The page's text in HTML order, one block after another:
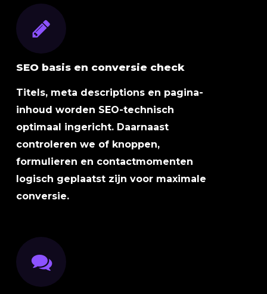
SEO basis en conversie check
Titels, meta descriptions en pagina-
inhoud worden SEO-technisch
optimaal ingericht. Daarnaast
controleren we of knoppen,
formulieren en contactmomenten
logisch geplaatst zijn voor maximale
conversie.